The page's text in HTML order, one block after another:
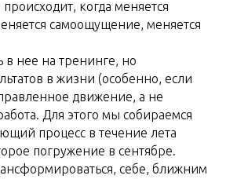
когда меняется
самоощущение, меняется
в нее на тренинге, но
в жизни (особенно, если
движение, а не
Для этого мы собираемся
процесс в течение лета
погружение в сентябре.
себе, ближним